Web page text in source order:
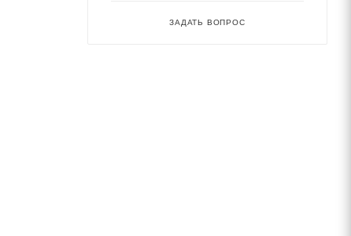
ЗАДАТЬ ВОПРОС